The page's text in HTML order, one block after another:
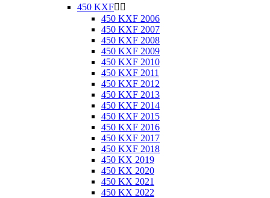
450 KXF 
450 KXF 2006
450 KXF 2007
450 KXF 2008
450 KXF 2009
450 KXF 2010
450 KXF 2011
450 KXF 2012
450 KXF 2013
450 KXF 2014
450 KXF 2015
450 KXF 2016
450 KXF 2017
450 KXF 2018
450 KX 2019
450 KX 2020
450 KX 2021
450 KX 2022